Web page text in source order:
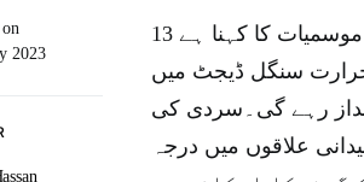
2023
13 جنوری سے کراچی میں سردی بڑھنے کا امکان ہے۔محمکہ موسمیات کا کہنا ہے
حرارت سنگل ڈیجٹ میں
اثرانداز رہے گی۔سردی کی
علاقوں میں درجہ